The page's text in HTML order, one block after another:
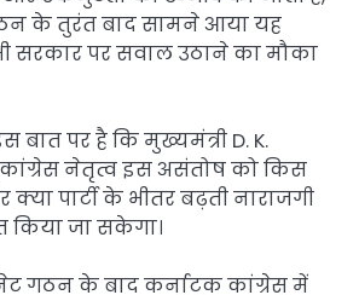
के तुरंत बाद सामने आया यह
सरकार पर सवाल उठाने का मौका
पर है कि मुख्यमंत्री D. K.
नेतृत्व इस असंतोष को किस
पार्टी के भीतर बढ़ती नाराजगी
किया जा सकेगा।
गठन के बाद कर्नाटक कांग्रेस में